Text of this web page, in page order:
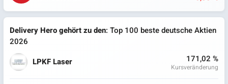
Delivery Hero gehört zu den: Top 100 beste deutsche Aktien
2026
LPKF Laser
171,02 %
Kursveränderung